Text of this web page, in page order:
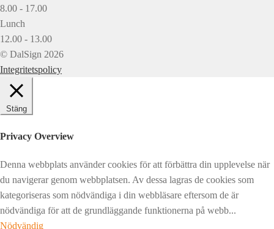
8.00 - 17.00
Lunch
12.00 - 13.00
© DalSign 2026
Integritetspolicy
Stäng
Privacy Overview
Denna webbplats använder cookies för att förbättra din upplevelse när
du navigerar genom webbplatsen. Av dessa lagras de cookies som
kategoriseras som nödvändiga i din webbläsare eftersom de är
nödvändiga för att de grundläggande funktionerna på webb...
Nödvändig